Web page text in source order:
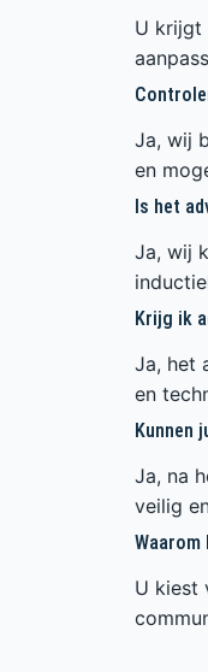
U krijgt
Ja, wij
en
Is het
Ja, wij
Krijg ik
Ja, het
en
Kunnen
Ja, na
veilig
Waarom
U kiest